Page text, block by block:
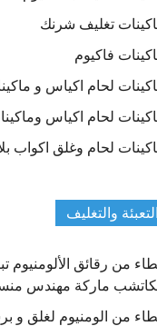
تغليف شرنك
فاكيوم
لحام اكياس و
لحام اكياس
لحام وغلق اكواب
التعبئة والتغليف
من رقائق الألومنيوم
ماركة مهندس
من الومنيوم لغلق و